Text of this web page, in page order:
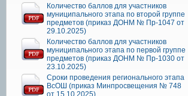
Количество баллов для участников
муниципального этапа по второй группе
предметов (приказ ДОНМ № Пр-1047 от
29.10.2025)
Количество баллов для участников
муниципального этапа по первой группе
предметов (приказ ДОНМ № Пр-1030 от
23.10.2025)
Сроки проведения регионального этапа
ВсОШ (приказ Минпросвещения № 748
от 15.10.2025)